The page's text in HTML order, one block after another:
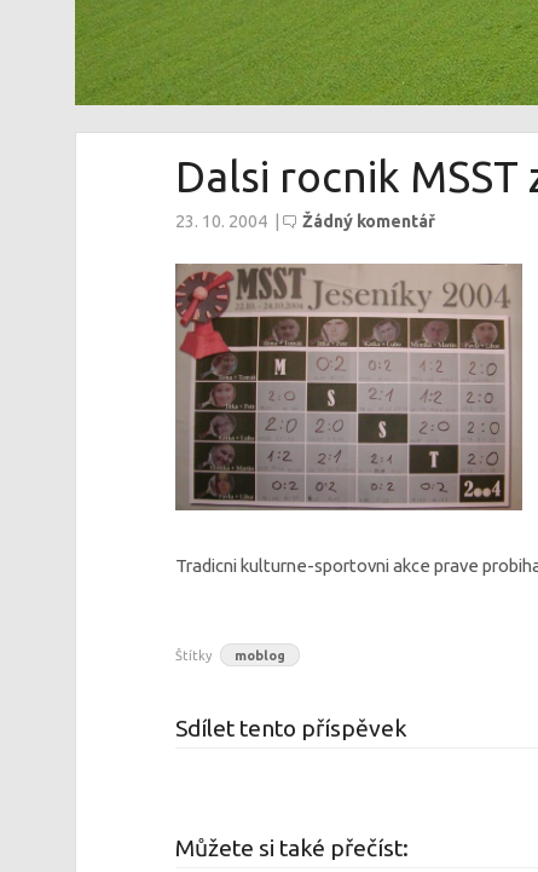
Dalsi rocnik MSST
23. 10. 2004| Žádný komentář
Tradicni kulturne-sportovni akce prave
Štítky moblog
Sdílet tento příspěvek
Můžete si také přečíst: